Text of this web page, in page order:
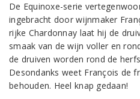
De Equinoxe-serie
ingebracht door wijnmaker
rijke Chardonnay laat hij de
smaak van de wijn voller en
de druiven worden rond de
Desondanks weet François de
behouden. Heel knap gedaan!